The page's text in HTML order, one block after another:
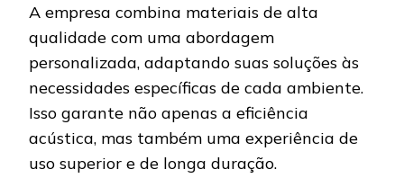
A empresa combina materiais de alta
qualidade com uma abordagem
personalizada, adaptando suas soluções às
necessidades específicas de cada ambiente.
Isso garante não apenas a eficiência
acústica, mas também uma experiência de
uso superior e de longa duração.